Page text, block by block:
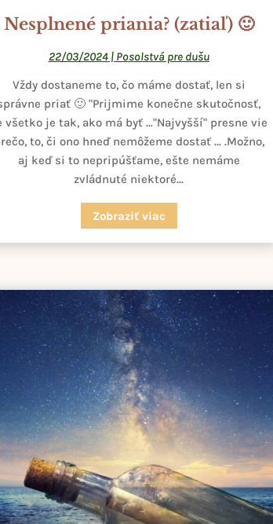
Nesplnené priania? (zatiaľ) 🙂
22/03/2024| Posolstvá pre dušu
Vždy dostaneme to, čo máme dostať, len si
priať 🙂 "Prijmime konečne skutočnosť,
všetko je tak, ako má byť …"Najvyšší" presne vie
to, či ono hneď nemôžeme dostať … .Možno,
aj keď si to nepripúšťame, ešte nemáme
zvládnuté niektoré...
Zobraziť viac